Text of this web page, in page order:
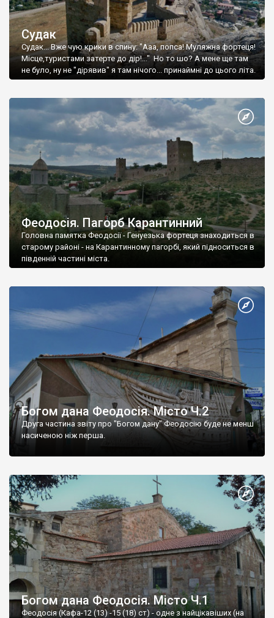
Судак
Судак... Вже чую крики в спину: "Ааа, попса! Муляжна фортеця!
Місце,туристами затерте до дір!..." Но то шо? А мене ще там
не було, ну не "дірявив" я там нічого... принаймні до цього літа.
Феодосія. Пагорб Карантинний
Головна памятка Феодосії - Генуезька фортеця знаходиться в
старому районі - на Карантинному пагорбі, який підноситься в
південній частині міста.
Богом дана Феодосія. Місто Ч.2
Друга частина звіту про "Богом дану" Феодосію буде не менш
насиченою ніж перша.
Богом дана Феодосія. Місто Ч.1
Феодосія (Кафа-12 (13) -15 (18) ст) - одне з найцікавіших (на